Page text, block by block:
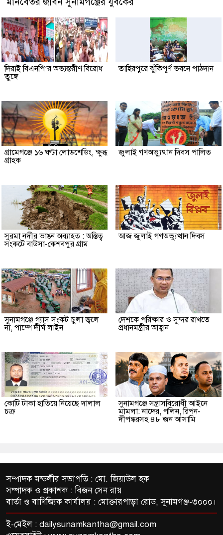
দিরাই বিএনপি’র অভ্যন্তরীণ বিরোধ
তুঙ্গে
তাহিরপুরে ঝুঁকিপূর্ণ ভবনে পাঠদান
গ্রামেগঞ্জে ১৬ ঘণ্টা লোডশেডিং, ক্ষুব্ধ
গ্রাহক
জুলাই গণঅভ্যুত্থান দিবস পালিত
সুরমা নদীর ভাঙন অব্যাহত : অস্তিত্ব
সংকটে বাউসা-কেশবপুর গ্রাম
আজ জুলাই গণঅভ্যুত্থান দিবস
সুনামগঞ্জে গ্যাস সংকট চুলা জ্বলে
না, পাম্পে দীর্ঘ লাইন
দেশকে পরিষ্কার ও সুন্দর রাখতে
প্রধানমন্ত্রীর আহ্বান
কোটি টাকা হাতিয়ে নিয়েছে দালাল
চক্র
‎সুনামগঞ্জে সন্ত্রাসবিরোধী আইনে
মামলা: নাদের, পলিন, রিপন-
দীপঙ্করসহ ৪৮ জন আসামি
সম্পাদক মন্ডলীর সভাপতি : মো. জিয়াউল হক
সম্পাদক ও প্রকাশক : বিজন সেন রায়
বার্তা ও বাণিজ্যিক কার্যালয় : মোক্তারপাড়া রোড, সুনামগঞ্জ-৩০০০।
ই-মেইল : dailysunamkantha@gmail.com